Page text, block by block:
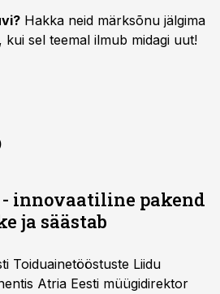
Hakka neid märksõnu jälgima
kui sel teemal ilmub midagi uut!
- innovaatiline pakend
ja säästab
Toiduainetööstuste Liidu
Atria Eesti müügidirektor